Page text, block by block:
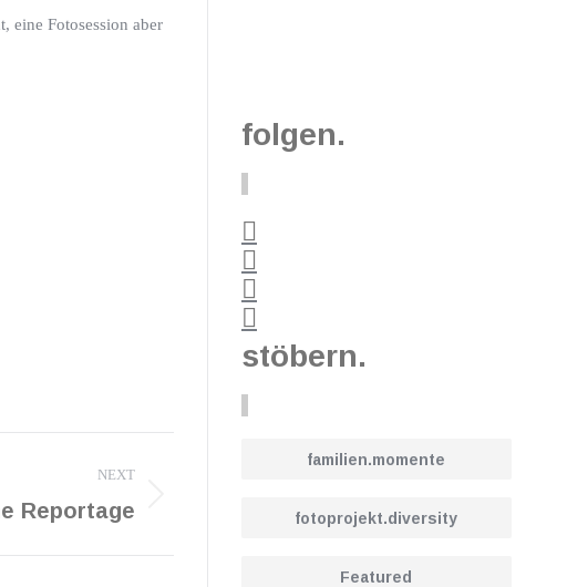
eine Fotosession aber
NEXT
Reportage
folgen.
stöbern.
familien.momente
fotoprojekt.diversity
Featured